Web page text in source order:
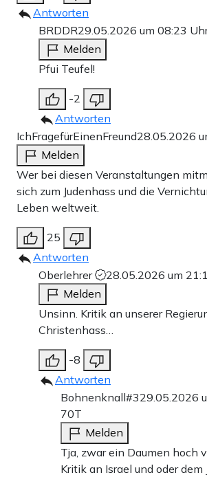
Antworten
BRDDR29.05.2026 um 08:23
Melden
Pfui Teufel!
-2
Antworten
IchFragefürEinenFreund28.05.2026
Melden
Wer bei diesen Veranstaltungen
sich zum Judenhass und die
Leben weltweit.
25
Antworten
Oberlehrer
28.05.2026 um
Melden
Unsinn. Kritik an unserer
Christenhass…
-8
Antworten
Bohnenknall#329.05.2026
70T
Melden
Tja, zwar ein Daumen hoch
Kritik an Israel und oder dem